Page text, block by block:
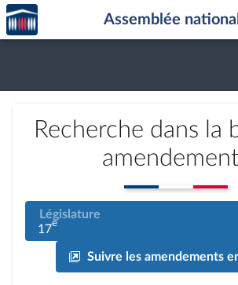
Aller au contenu
Aller en bas de la page
Accèder
à la
page
Assemblée
Recherche dans la
Législature
17e
Suivre les amendements